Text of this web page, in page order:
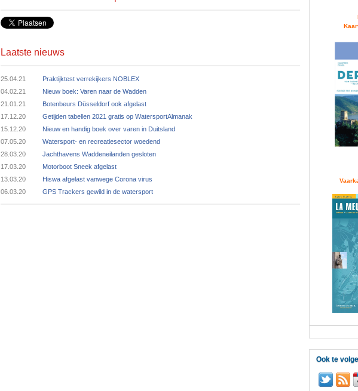
Laatste nieuws
25.04.21
Praktijktest verrekijkers NOBLEX
04.02.21
Nieuw boek: Varen naar de Wadden
21.01.21
Botenbeurs Düsseldorf ook afgelast
17.12.20
Getijden tabellen 2021 gratis op WatersportAlmanak
15.12.20
Nieuw en handig boek over varen in Duitsland
07.05.20
Watersport- en recreatiesector woedend
28.03.20
Jachthavens Waddeneilanden gesloten
17.03.20
Motorboot Sneek afgelast
13.03.20
Hiswa afgelast vanwege Corona virus
06.03.20
GPS Trackers gewild in de watersport
Ook te